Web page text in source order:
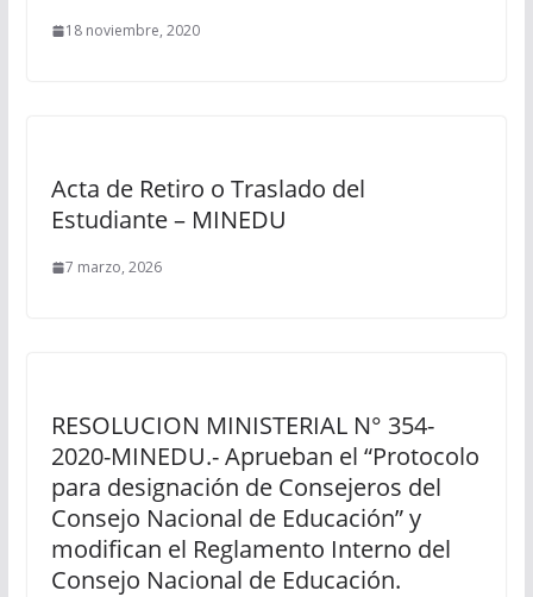
18 noviembre, 2020
Acta de Retiro o Traslado del
Estudiante – MINEDU
7 marzo, 2026
RESOLUCION MINISTERIAL N° 354-
2020-MINEDU.- Aprueban el “Protocolo
para designación de Consejeros del
Consejo Nacional de Educación” y
modifican el Reglamento Interno del
Consejo Nacional de Educación.